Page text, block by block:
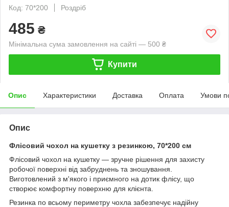
Код: 70*200
Роздріб
485 ₴
Мінімальна сума замовлення на сайті — 500 ₴
Купити
Опис Характеристики Доставка Оплата Умови
Опис
Флісовий чохол на кушетку з резинкою, 70*200 см
Флісовий чохол на кушетку — зручне рішення для захисту
робочої поверхні від забруднень та зношування.
Виготовлений з м'якого і приємного на дотик флісу, що
створює комфортну поверхню для клієнта.
Резинка по всьому периметру чохла забезпечує надійну